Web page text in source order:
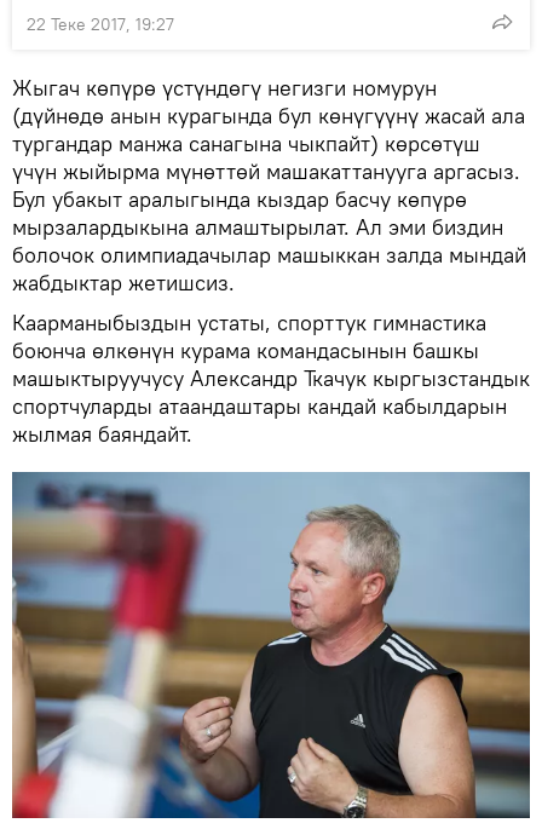
22 Теке 2017, 19:27
Жыгач көпүрө үстүндөгү негизги номурун
(дүйнөдө анын курагында бул көнүгүүнү жасай ала
тургандар манжа санагына чыкпайт) көрсөтүш
үчүн жыйырма мүнөттөй машакаттанууга аргасыз.
Бул убакыт аралыгында кыздар басчу көпүрө
мырзалардыкына алмаштырылат. Ал эми биздин
болочок олимпиадачылар машыккан залда мындай
жабдыктар жетишсиз.
Каарманыбыздын устаты, спорттук гимнастика
боюнча өлкөнүн курама командасынын башкы
машыктыруучусу Александр Ткачук кыргызстандык
спортчуларды атаандаштары кандай кабылдарын
жылмая баяндайт.